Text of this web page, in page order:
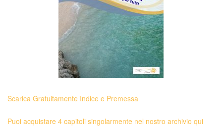
Scarica Gratuitamente Indice e Premessa
Puoi acquistare 4 capitoli singolarmente nel nostro archivio qui